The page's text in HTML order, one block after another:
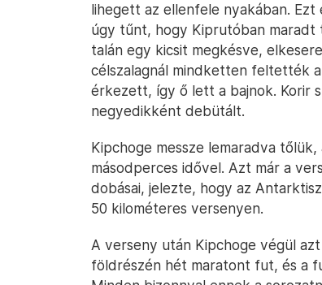
lihegett az ellenfele nyakában.
úgy tűnt, hogy Kiprutóban
talán egy kicsit megkésve,
célszalagnál mindketten feltették
érkezett, így ő lett a bajnok. Korir
negyedikként debütált.
Kipchoge messze lemaradva
másodperces idővel. Azt már a
dobásai, jelezte, hogy az
50 kilométeres versenyen.
A verseny után Kipchoge végül
földrészén hét maratont fut, és a